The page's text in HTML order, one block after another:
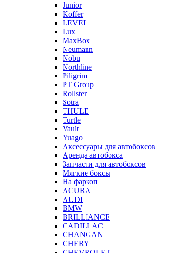
Junior
Koffer
LEVEL
Lux
MaxBox
Neumann
Nobu
Northline
Piligrim
PT Group
Rollster
Sotra
THULE
Turtle
Vault
Yuago
Аксессуары для автобоксов
Аренда автобокса
Запчасти для автобоксов
Мягкие боксы
На фаркоп
ACURA
AUDI
BMW
BRILLIANCE
CADILLAC
CHANGAN
CHERY